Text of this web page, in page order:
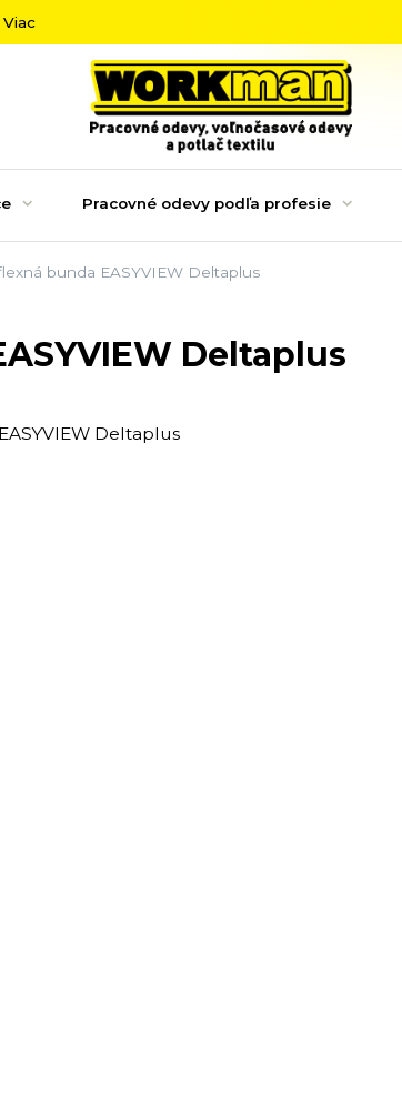
Viac
Pracovné odevy podľa profesie
bunda EASYVIEW Deltaplus
Deltaplus